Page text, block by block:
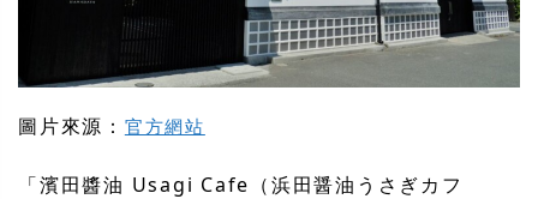
圖片來源： 官方網站
「濱田醬油 Usagi Cafe（浜田醤油うさぎカフ